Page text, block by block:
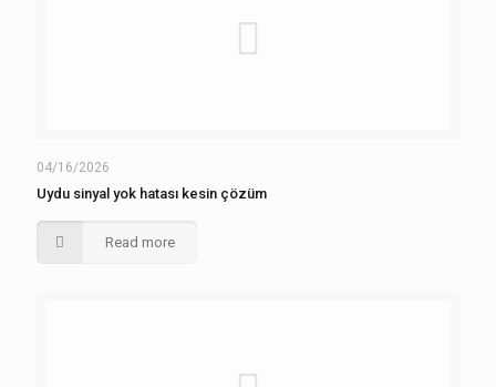
04/16/2026
Uydu sinyal yok hatası kesin çözüm
Read more